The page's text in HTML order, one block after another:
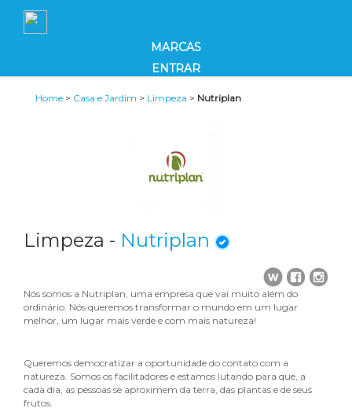
MARCAS
ENTRAR
Home > Casa e Jardim > Limpeza > Nutriplan
Limpeza - Nutriplan
Nós somos a Nutriplan, uma empresa que vai muito além do
ordinário. Nós queremos transformar o mundo em um lugar
melhor, um lugar mais verde e com mais natureza!
Queremos democratizar a oportunidade do contato com a
natureza. Somos os facilitadores e estamos lutando para que, a
cada dia, as pessoas se aproximem da terra, das plantas e de seus
frutos.